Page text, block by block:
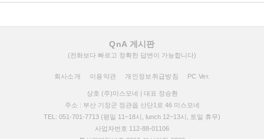
QnA 게시판
(전화보다 빠르고 정확한 답변이 가능합니다)
회사소개 이용약관 개인정보취급방침 PC Ver.
상호 (주)미스모네 | 대표 정승환
주소 : 부산 기장군 정관읍 산단1로 46 미스모네
TEL: 051-701-7713 (평일 11~18시, lunch 12~13시, 토일 휴무)
사업자번호 112-88-01106